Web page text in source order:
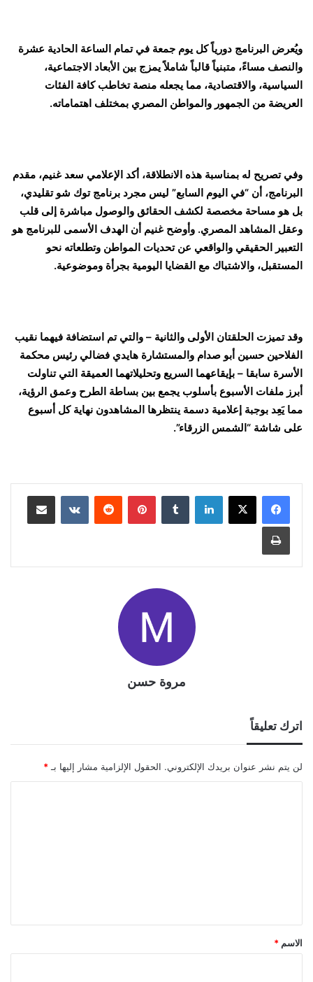
​ويُعرض البرنامج دورياً كل يوم جمعة في تمام الساعة الحادية عشرة
والنصف مساءً، متبنياً قالباً شاملاً يمزج بين الأبعاد الاجتماعية،
السياسية، والاقتصادية، مما يجعله منصة تخاطب كافة الفئات
العريضة من الجمهور والمواطن المصري بمختلف اهتماماته.
​وفي تصريح له بمناسبة هذه الانطلاقة، أكد الإعلامي سعد غنيم، مقدم
البرنامج، أن “في اليوم السابع” ليس مجرد برنامج توك شو تقليدي،
بل هو مساحة مخصصة لكشف الحقائق والوصول مباشرة إلى قلب
وعقل المشاهد المصري. وأوضح غنيم أن الهدف الأسمى للبرنامج هو
التعبير الحقيقي والواقعي عن تحديات المواطن وتطلعاته نحو
المستقبل، والاشتباك مع القضايا اليومية بجرأة وموضوعية.
​وقد تميزت الحلقتان الأولى والثانية – والتي تم استضافة فيهما نقيب
الفلاحين حسين أبو صدام والمستشارة هايدي فضالي رئيس محكمة
الأسرة سابقا – بإيقاعهما السريع وتحليلاتهما العميقة التي تناولت
أبرز ملفات الأسبوع بأسلوب يجمع بين بساطة الطرح وعمق الرؤية،
مما يَعِد بوجبة إعلامية دسمة ينتظرها المشاهدون نهاية كل أسبوع
على شاشة “الشمس الزرقاء”.
لينكدإن بينتيريست مشاركة عبر البريد
طباعة
مروة حسن
اترك تعليقاً
لن يتم نشر عنوان بريدك الإلكتروني. الحقول الإلزامية مشار إليها بـ *
*
الاسم *